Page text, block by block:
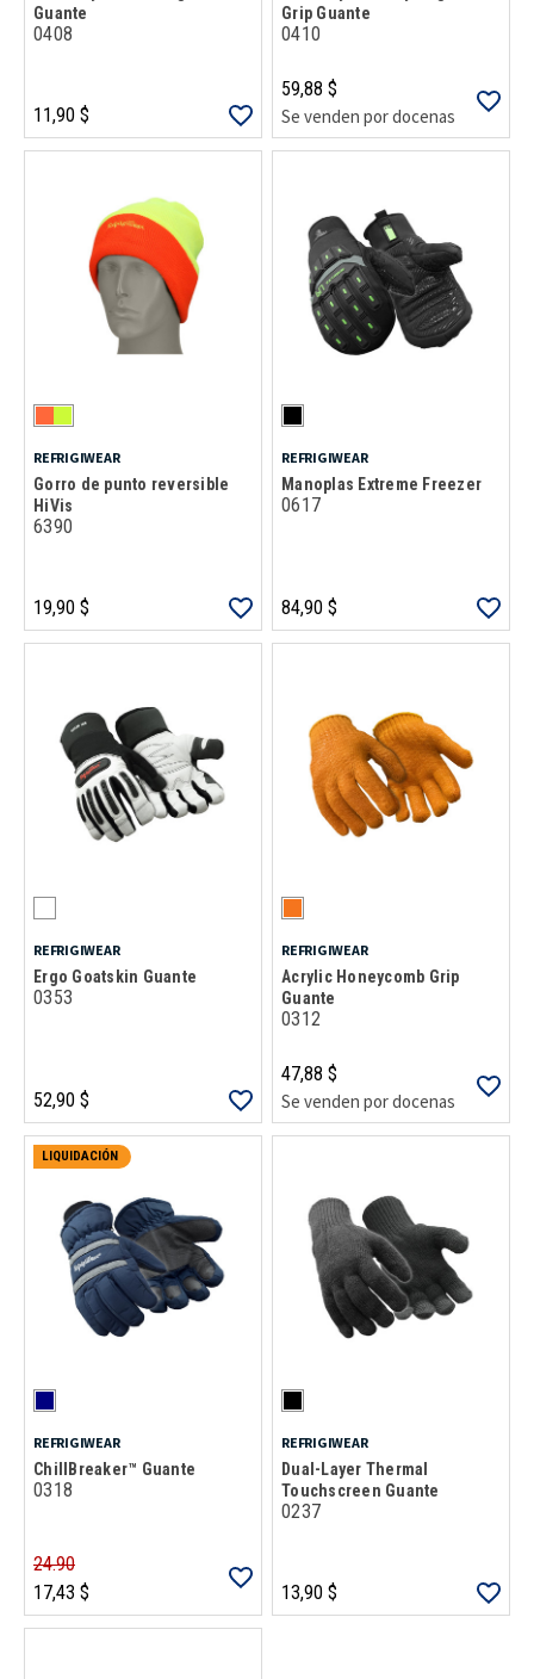
Guante
0408
11,90 $
Grip Guante
0410
59,88 $
Se venden por docenas
REFRIGIWEAR
Gorro de punto reversible
HiVis
6390
19,90 $
REFRIGIWEAR
Manoplas Extreme Freezer
0617
84,90 $
REFRIGIWEAR
Ergo Goatskin Guante
0353
52,90 $
REFRIGIWEAR
Acrylic Honeycomb Grip
Guante
0312
47,88 $
Se venden por docenas
LIQUIDACIÓN
REFRIGIWEAR
ChillBreaker™ Guante
0318
24.90
17,43 $
REFRIGIWEAR
Dual-Layer Thermal
Touchscreen Guante
0237
13,90 $